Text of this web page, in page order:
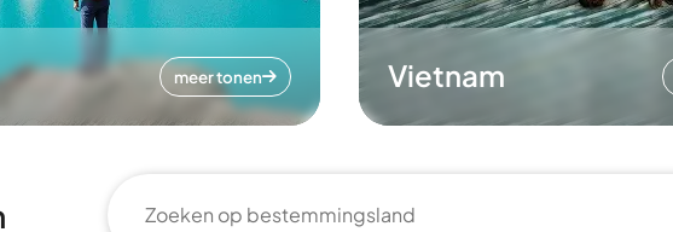
meer tonen Vietnam